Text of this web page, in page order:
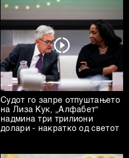
Судот го запре отпуштањето
на Лиза Кук, „Алфабет“
надмина три трилиони
долари - накратко од светот